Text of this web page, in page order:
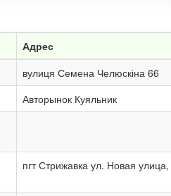
Адрес
вулиця Семена Челюскіна 66
Авторынок Куяльник
пгт Стрижавка ул. Новая улица,